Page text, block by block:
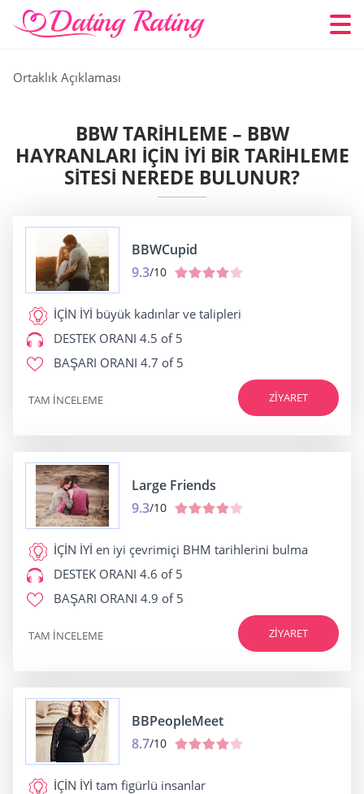
Ortaklık Açıklaması
BBW TARIHLEME – BBW
HAYRANLARI IÇIN İYI BIR TARIHLEME
SITESI NEREDE BULUNUR?
BBWCupid
9.3/10
İÇİN İYİ büyük kadınlar ve talipleri
DESTEK ORANI 4.5 of 5
BAŞARI ORANI 4.7 of 5
ZIYARET
TAM INCELEME
Large Friends
9.3/10
İÇİN İYİ en iyi çevrimiçi BHM tarihlerini bulma
DESTEK ORANI 4.6 of 5
BAŞARI ORANI 4.9 of 5
ZIYARET
TAM INCELEME
BBPeopleMeet
8.7/10
İÇİN İYİ tam figürlü insanlar